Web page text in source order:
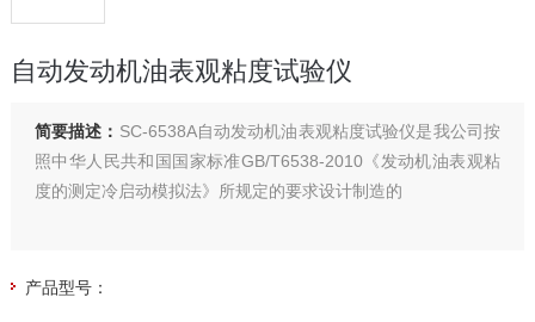
自动发动机油表观粘度试验仪
简要描述： SC-6538A自动发动机油表观粘度试验仪是我公司按
照中华人民共和国国家标准GB/T6538-2010《发动机油表观粘
度的测定冷启动模拟法》所规定的要求设计制造的
产品型号：